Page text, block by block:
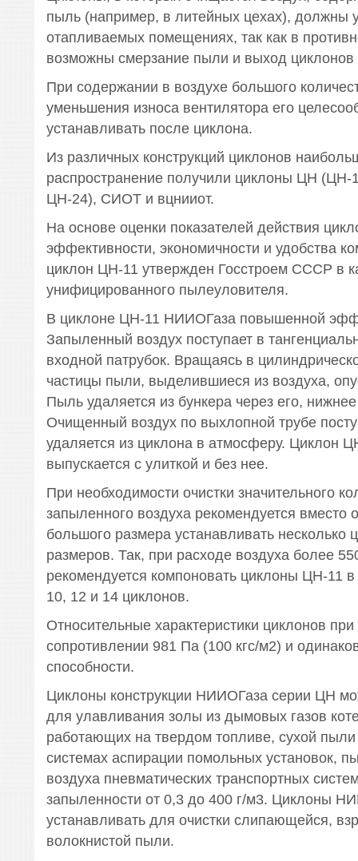
пыль (например, в литейных цехах), должны
отапливаемых помещениях, так как в
возможны смерзание пыли и выход циклонов
При содержании в воздухе большого
уменьшения износа вентилятора его
устанавливать после циклона.
Из различных конструкций циклонов
распространение получили циклоны ЦН
ЦН-24), СИОТ и вцнииот.
На основе оценки показателей действия
эффективности, экономичности и удобства
циклон ЦН-11 утвержден Госстроем СССР в
унифицированного пылеуловителя.
В циклоне ЦН-11 НИИОГаза повышенной
Запыленный воздух поступает в
входной патрубок. Вращаясь в
частицы пыли, выделившиеся из воздуха,
Пыль удаляется из бункера через его,
Очищенный воздух по выхлопной трубе
удаляется из циклона в атмосферу. Циклон
выпускается с улиткой и без нее.
При необходимости очистки значительного
запыленного воздуха рекомендуется вместо
большого размера устанавливать несколько
размеров. Так, при расходе воздуха более
рекомендуется компоновать циклоны ЦН-11
10, 12 и 14 циклонов.
Относительные характеристики циклонов
сопротивлении 981 Па (100 кгс/м2) и
способности.
Циклоны конструкции НИИОГаза серии ЦН
для улавливания золы из дымовых газов
работающих на твердом топливе, сухой пыли
системах аспирации помольных установок,
воздуха пневматических транспортных
запыленности от 0,3 до 400 г/м3. Циклоны
устанавливать для очистки слипающейся,
волокнистой пыли.